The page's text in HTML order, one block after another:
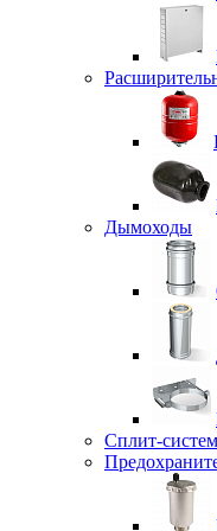
Дымоходы
Сплит-